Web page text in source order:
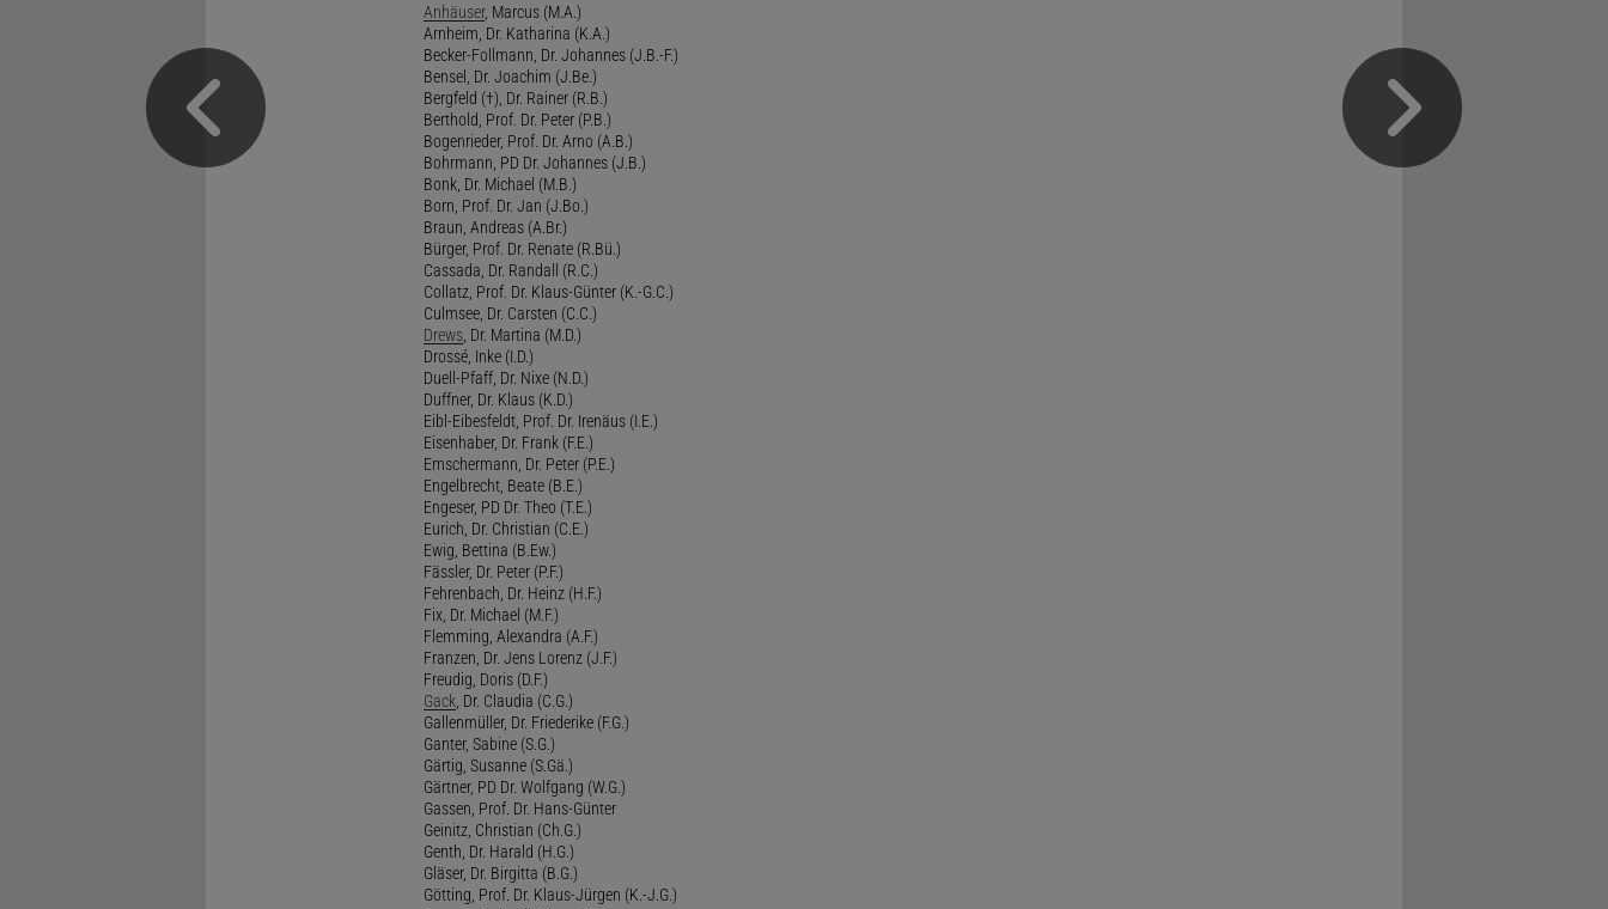
Anhäuser, Marcus (M.A.)
Arnheim, Dr. Katharina (K.A.)
Becker-Follmann, Dr. Johannes (J.B.-F.)
Bensel, Dr. Joachim (J.Be.)
Bergfeld (†), Dr. Rainer (R.B.)
Berthold, Prof. Dr. Peter (P.B.)
Bogenrieder, Prof. Dr. Arno (A.B.)
Bohrmann, PD Dr. Johannes (J.B.)
Bonk, Dr. Michael (M.B.)
Born, Prof. Dr. Jan (J.Bo.)
Braun, Andreas (A.Br.)
Bürger, Prof. Dr. Renate (R.Bü.)
Cassada, Dr. Randall (R.C.)
Collatz, Prof. Dr. Klaus-Günter (K.-G.C.)
Culmsee, Dr. Carsten (C.C.)
Drews, Dr. Martina (M.D.)
Drossé, Inke (I.D.)
Duell-Pfaff, Dr. Nixe (N.D.)
Duffner, Dr. Klaus (K.D.)
Eibl-Eibesfeldt, Prof. Dr. Irenäus (I.E.)
Eisenhaber, Dr. Frank (F.E.)
Emschermann, Dr. Peter (P.E.)
Engelbrecht, Beate (B.E.)
Engeser, PD Dr. Theo (T.E.)
Eurich, Dr. Christian (C.E.)
Ewig, Bettina (B.Ew.)
Fässler, Dr. Peter (P.F.)
Fehrenbach, Dr. Heinz (H.F.)
Fix, Dr. Michael (M.F.)
Flemming, Alexandra (A.F.)
Franzen, Dr. Jens Lorenz (J.F.)
Freudig, Doris (D.F.)
Gack, Dr. Claudia (C.G.)
Gallenmüller, Dr. Friederike (F.G.)
Ganter, Sabine (S.G.)
Gärtig, Susanne (S.Gä.)
Gärtner, PD Dr. Wolfgang (W.G.)
Gassen, Prof. Dr. Hans-Günter
Geinitz, Christian (Ch.G.)
Genth, Dr. Harald (H.G.)
Gläser, Dr. Birgitta (B.G.)
Götting, Prof. Dr. Klaus-Jürgen (K.-J.G.)